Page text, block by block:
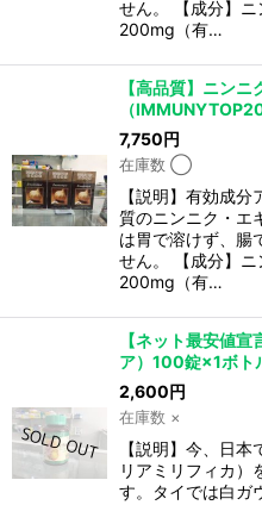
せん。 【成分】
200mg（有…
【高品質】ニン
（
7,750円
在庫数 ◯
【説明】有効成
質のニンニク・エ
は胃で溶けず、腸
せん。 【成分】
200mg（有…
【ネット最安値
ア）100錠×1ボト
2,600円
在庫数 ×
【説明】今、日
リアミリフィカ）
す。タイでは白ガ